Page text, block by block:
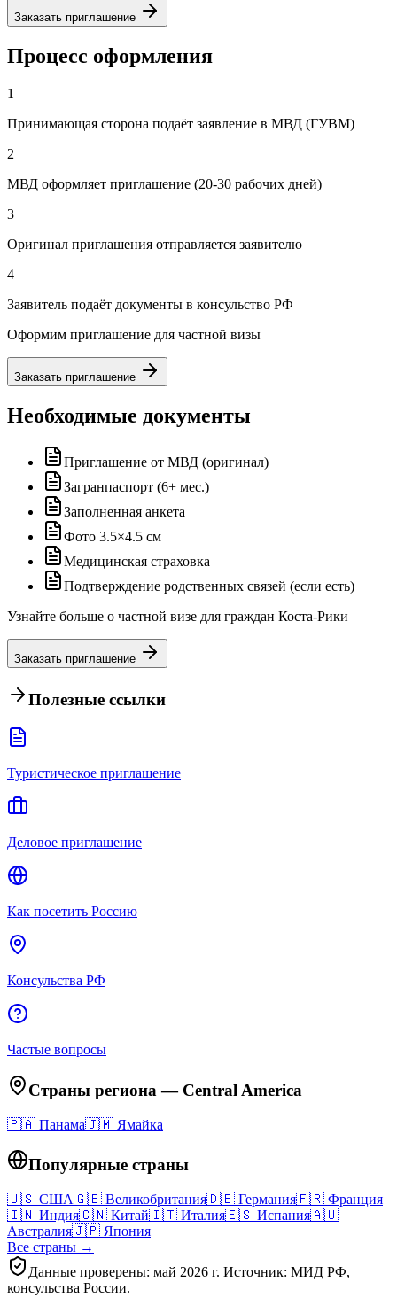
Заказать приглашение
Процесс оформления
1
Принимающая сторона подаёт заявление в МВД (ГУВМ)
2
МВД оформляет приглашение (20-30 рабочих дней)
3
Оригинал приглашения отправляется заявителю
4
Заявитель подаёт документы в консульство РФ
Оформим приглашение для частной визы
Заказать приглашение
Необходимые документы
Приглашение от МВД (оригинал)
Загранпаспорт (6+ мес.)
Заполненная анкета
Фото 3.5×4.5 см
Медицинская страховка
Подтверждение родственных связей (если есть)
Узнайте больше о частной визе для граждан Коста-Рики
Заказать приглашение
Полезные ссылки
Туристическое приглашение
Деловое приглашение
Как посетить Россию
Консульства РФ
Частые вопросы
Страны региона — Central America
🇵🇦 Панама🇯🇲 Ямайка
Популярные страны
🇺🇸 США🇬🇧 Великобритания🇩🇪 Германия🇫🇷 Франция
🇮🇳 Индия🇨🇳 Китай🇮🇹 Италия🇪🇸 Испания🇦🇺
Австралия🇯🇵 Япония
Все страны →
Данные проверены: май 2026 г. Источник: МИД РФ,
консульства России.